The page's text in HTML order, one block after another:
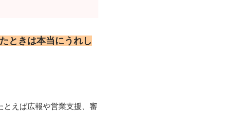
ときは本当にうれし
とえば広報や営業支援、審